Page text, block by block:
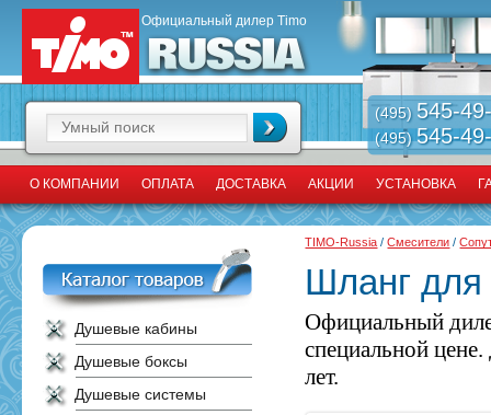
Официальный дилер Timo
(495) 545-
(495)545-
О КОМПАНИИ ОПЛАТА ДОСТАВКА АКЦИИ УСТАНОВКА
Душевые кабины
Душевые боксы
Душевые системы
TIMO-Russia /Смесители /
Шланг
Официальный
специальной
лет.